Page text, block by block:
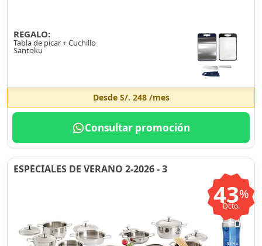
REGALO:
Tabla de picar + Cuchillo
Santoku
Desde S/. 248/mes
Consultar promoción
ESPECIALES DE VERANO 2-2026 - 3
43%
Dcto.